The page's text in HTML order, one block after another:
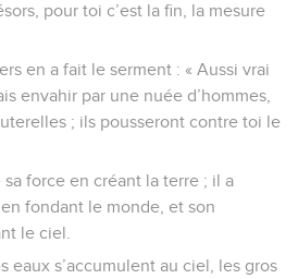
pour toi c’est la fin, la mesure
en a fait le serment : « Aussi vrai
envahir par une nuée d’hommes,
; ils pousseront contre toi le
force en créant la terre ; il a
fondant le monde, et son
le ciel.
eaux s’accumulent au ciel, les gros